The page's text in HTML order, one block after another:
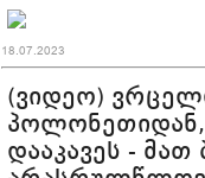
18.07.2023
(ვიდეო)
დააკავეს -